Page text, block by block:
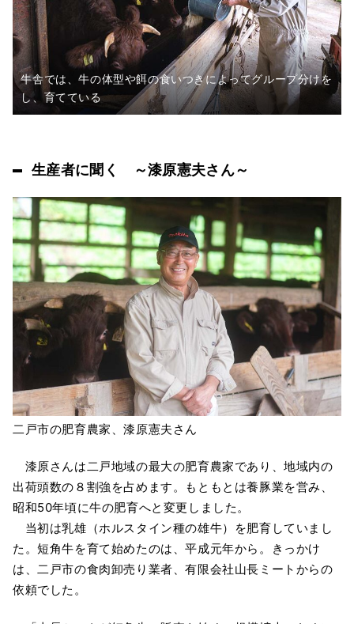
牛舎では、牛の体型や餌の食いつきによってグループ分けを
し、育てている
生産者に聞く ～漆原憲夫さん～
二戸市の肥育農家、漆原憲夫さん
漆原さんは二戸地域の最大の肥育農家であり、地域内の
出荷頭数の８割強を占めます。もともとは養豚業を営み、
昭和50年頃に牛の肥育へと変更しました。
当初は乳雄（ホルスタイン種の雄牛）を肥育していまし
た。短角牛を育て始めたのは、平成元年から。きっかけ
は、二戸市の食肉卸売り業者、有限会社山長ミートからの
依頼でした。